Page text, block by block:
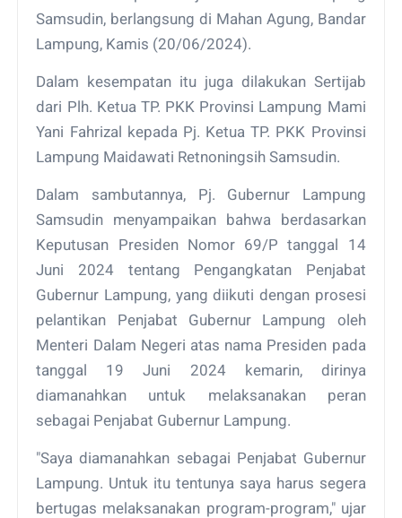
Samsudin, berlangsung di Mahan Agung, Bandar
Lampung, Kamis (20/06/2024).
Dalam kesempatan itu juga dilakukan Sertijab
dari Plh. Ketua TP. PKK Provinsi Lampung Mami
Yani Fahrizal kepada Pj. Ketua TP. PKK Provinsi
Lampung Maidawati Retnoningsih Samsudin.
Dalam sambutannya, Pj. Gubernur Lampung
Samsudin menyampaikan bahwa berdasarkan
Keputusan Presiden Nomor 69/P tanggal 14
Juni 2024 tentang Pengangkatan Penjabat
Gubernur Lampung, yang diikuti dengan prosesi
pelantikan Penjabat Gubernur Lampung oleh
Menteri Dalam Negeri atas nama Presiden pada
tanggal 19 Juni 2024 kemarin, dirinya
diamanahkan untuk melaksanakan peran
sebagai Penjabat Gubernur Lampung.
"Saya diamanahkan sebagai Penjabat Gubernur
Lampung. Untuk itu tentunya saya harus segera
bertugas melaksanakan program-program," ujar